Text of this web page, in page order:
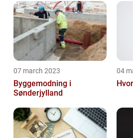
07 march 2023
Byggemodning i
Sønderjylland
04